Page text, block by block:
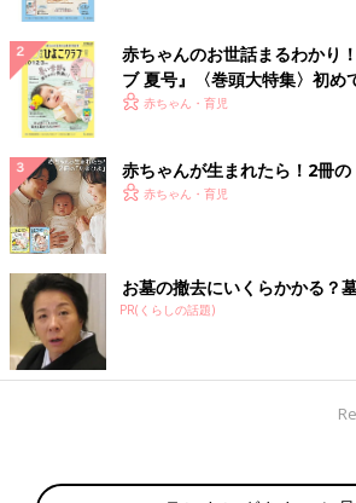
赤ちゃんのお世話まるわかり
ブ 夏号』〈巻頭大特集〉初め
く！ おっぱい・ミルクの基本
赤ちゃん・育児
赤ちゃんが生まれたら！2冊の
赤ちゃん・育児
お墓の撤去にいくらかかる？
PR(くらしの話題)